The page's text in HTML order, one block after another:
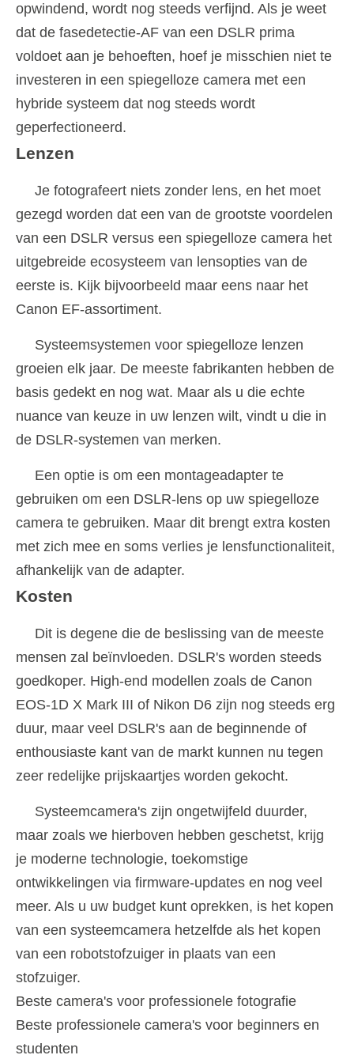
opwindend, wordt nog steeds verfijnd. Als je weet
dat de fasedetectie-AF van een DSLR prima
voldoet aan je behoeften, hoef je misschien niet te
investeren in een spiegelloze camera met een
hybride systeem dat nog steeds wordt
geperfectioneerd.
Lenzen
Je fotografeert niets zonder lens, en het moet
gezegd worden dat een van de grootste voordelen
van een DSLR versus een spiegelloze camera het
uitgebreide ecosysteem van lensopties van de
eerste is. Kijk bijvoorbeeld maar eens naar het
Canon EF-assortiment.
Systeemsystemen voor spiegelloze lenzen
groeien elk jaar. De meeste fabrikanten hebben de
basis gedekt en nog wat. Maar als u die echte
nuance van keuze in uw lenzen wilt, vindt u die in
de DSLR-systemen van merken.
Een optie is om een ​​montageadapter te
gebruiken om een ​​DSLR-lens op uw spiegelloze
camera te gebruiken. Maar dit brengt extra kosten
met zich mee en soms verlies je lensfunctionaliteit,
afhankelijk van de adapter.
Kosten
Dit is degene die de beslissing van de meeste
mensen zal beïnvloeden. DSLR's worden steeds
goedkoper. High-end modellen zoals de Canon
EOS-1D X Mark III of Nikon D6 zijn nog steeds erg
duur, maar veel DSLR's aan de beginnende of
enthousiaste kant van de markt kunnen nu tegen
zeer redelijke prijskaartjes worden gekocht.
Systeemcamera's zijn ongetwijfeld duurder,
maar zoals we hierboven hebben geschetst, krijg
je moderne technologie, toekomstige
ontwikkelingen via firmware-updates en nog veel
meer. Als u uw budget kunt oprekken, is het kopen
van een systeemcamera hetzelfde als het kopen
van een robotstofzuiger in plaats van een
stofzuiger.
Beste camera's voor professionele fotografie
Beste professionele camera's voor beginners en
studenten